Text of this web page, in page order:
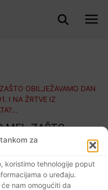
za
koristimo tehnologije poput
o uređaju.
nam omogućiti da
ME!…ZAŠTO
NA
ŽRTVE IZ
RATA?…